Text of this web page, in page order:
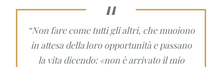
“Non fare come tutti gli altri, che muoiono
in attesa della loro opportunità e passano
la vita dicendo: «non è arrivato il mio